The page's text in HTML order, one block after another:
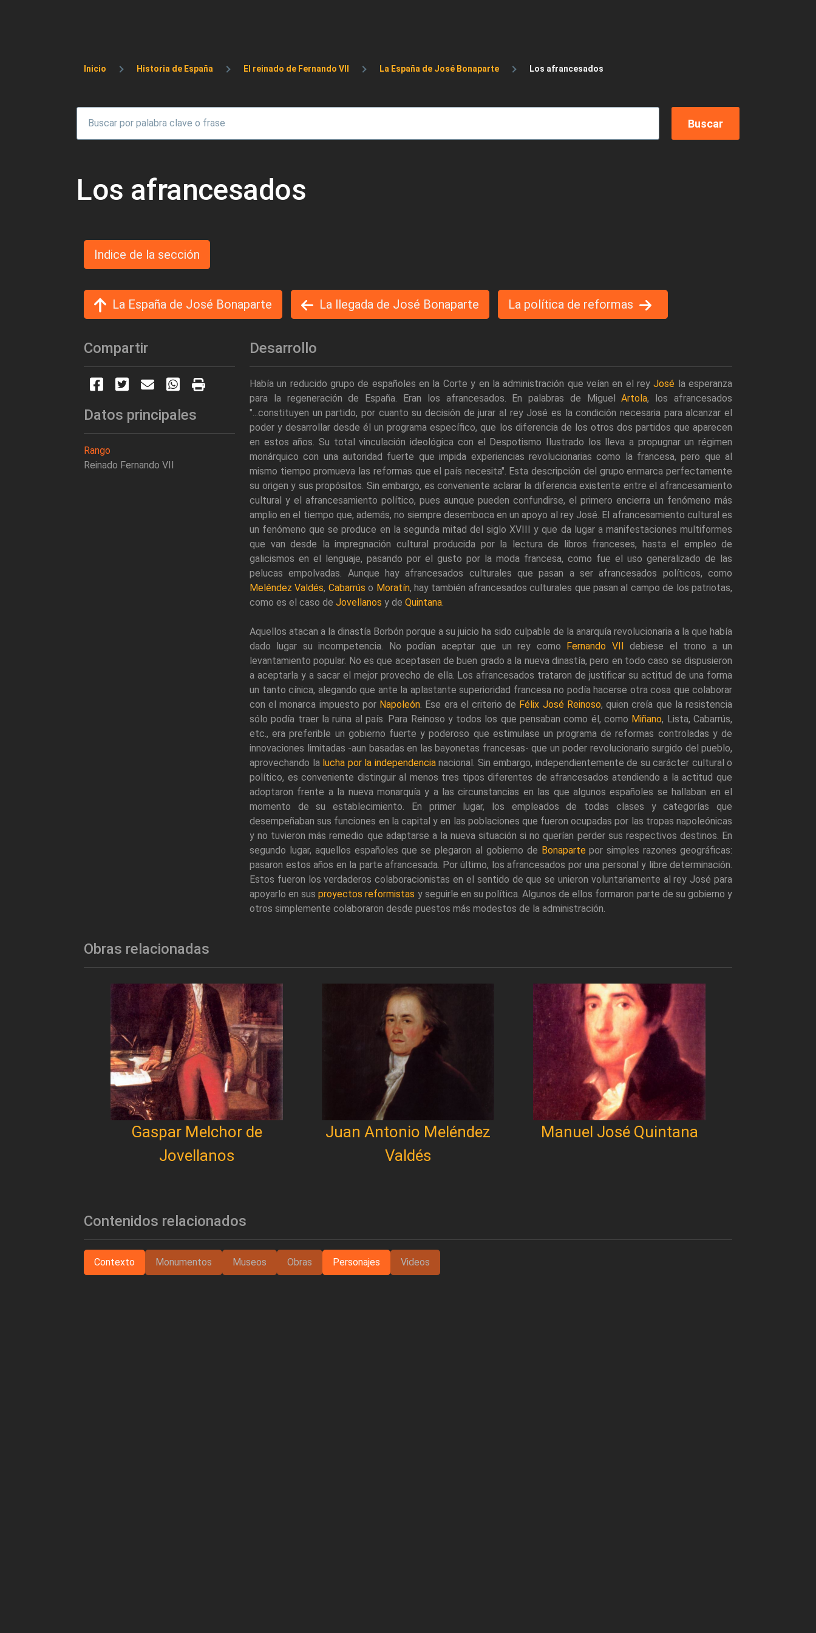
Sobrescribir enlaces de ayuda a la navegación
Inicio Historia de España El reinado de Fernando VII La España de José Bonaparte Los afrancesados
Los afrancesados
Indice de la sección
La España de José Bonaparte La llegada de José Bonaparte La política de reformas
Compartir
Datos principales
Rango
Reinado Fernando VII
Desarrollo
Había un reducido grupo de españoles en la Corte y en la administración que veían en el reyJosé la esperanza
para la regeneración de España. Eran los afrancesados. En palabras de MiguelArtola, los afrancesados
"...constituyen un partido, por cuanto su decisión de jurar al rey José es la condición necesaria para alcanzar el
poder y desarrollar desde él un programa específico, que los diferencia de los otros dos partidos que aparecen
en estos años. Su total vinculación ideológica con el Despotismo Ilustrado los lleva a propugnar un régimen
monárquico con una autoridad fuerte que impida experiencias revolucionarias como la francesa, pero que al
mismo tiempo promueva las reformas que el país necesita". Esta descripción del grupo enmarca perfectamente
su origen y sus propósitos. Sin embargo, es conveniente aclarar la diferencia existente entre el afrancesamiento
cultural y el afrancesamiento político, pues aunque pueden confundirse, el primero encierra un fenómeno más
amplio en el tiempo que, además, no siempre desemboca en un apoyo al rey José. El afrancesamiento cultural es
un fenómeno que se produce en la segunda mitad del siglo XVIII y que da lugar a manifestaciones multiformes
que van desde la impregnación cultural producida por la lectura de libros franceses, hasta el empleo de
galicismos en el lenguaje, pasando por el gusto por la moda francesa, como fue el uso generalizado de las
pelucas empolvadas. Aunque hay afrancesados culturales que pasan a ser afrancesados políticos, como
Meléndez Valdés, Cabarrús o Moratín, hay también afrancesados culturales que pasan al campo de los patriotas,
como es el caso de Jovellanos y de Quintana.
Aquellos atacan a la dinastía Borbón porque a su juicio ha sido culpable de la anarquía revolucionaria a la que había
dado lugar su incompetencia. No podían aceptar que un rey como Fernando VII debiese el trono a un
levantamiento popular. No es que aceptasen de buen grado a la nueva dinastía, pero en todo caso se dispusieron
a aceptarla y a sacar el mejor provecho de ella. Los afrancesados trataron de justificar su actitud de una forma
un tanto cínica, alegando que ante la aplastante superioridad francesa no podía hacerse otra cosa que colaborar
con el monarca impuesto por Napoleón. Ese era el criterio de Félix José Reinoso, quien creía que la resistencia
sólo podía traer la ruina al país. Para Reinoso y todos los que pensaban como él, como Miñano, Lista, Cabarrús,
etc., era preferible un gobierno fuerte y poderoso que estimulase un programa de reformas controladas y de
innovaciones limitadas -aun basadas en las bayonetas francesas- que un poder revolucionario surgido del pueblo,
aprovechando la lucha por la independencianacional. Sin embargo, independientemente de su carácter cultural o
político, es conveniente distinguir al menos tres tipos diferentes de afrancesados atendiendo a la actitud que
adoptaron frente a la nueva monarquía y a las circunstancias en las que algunos españoles se hallaban en el
momento de su establecimiento. En primer lugar, los empleados de todas clases y categorías que
desempeñaban sus funciones en la capital y en las poblaciones que fueron ocupadas por las tropas napoleónicas
y no tuvieron más remedio que adaptarse a la nueva situación si no querían perder sus respectivos destinos. En
segundo lugar, aquellos españoles que se plegaron al gobierno de Bonaparte por simples razones geográficas:
pasaron estos años en la parte afrancesada. Por último, los afrancesados por una personal y libre determinación.
Estos fueron los verdaderos colaboracionistas en el sentido de que se unieron voluntariamente al rey José para
apoyarlo en susproyectos reformistas y seguirle en su política. Algunos de ellos formaron parte de su gobierno y
otros simplemente colaboraron desde puestos más modestos de la administración.
Obras relacionadas
Gaspar Melchor de
Jovellanos
Juan Antonio Meléndez
Valdés
Manuel José Quintana
Contenidos relacionados
Contexto Monumentos Museos Obras Personajes Videos